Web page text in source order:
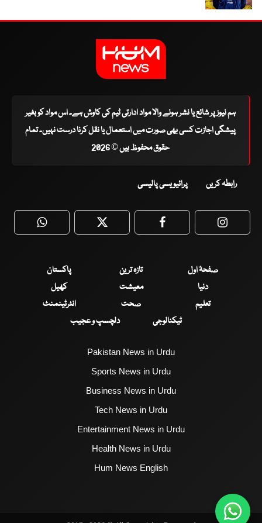
ہم نیوز پر شائع یا نشر ہونے والا مواد ادارتی ٹیم کی کاوش ہے۔ اس مواد کو بغیر
پیشگی اجازت کسی بھی صورت میں استعمال یا نقل کرنا درست نہیں۔ تمام
حقوق محفوظ ہیں © 2026
رابطہ کریں پرائیویسی پالیسی
WhatsApp Twitter Facebook
صفحۂ اول تازہ ترین
پاکستان
دنیا
معیشت
کھیل
تعلیم
صحت
انٹرٹینمنٹ
ٹیکنالوجی
دلچسپ و عجیب
Pakistan News in Urdu
Sports News in Urdu
Business News in Urdu
Tech News in Urdu
Entertainment News in Urdu
Health News in Urdu
Hum News English